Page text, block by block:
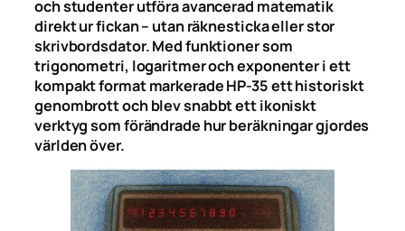
och studenter utföra avancerad matematik
direkt ur fickan – utan räknesticka eller stor
skrivbordsdator. Med funktioner som
trigonometri, logaritmer och exponenter i ett
kompakt format markerade HP-35 ett historiskt
genombrott och blev snabbt ett ikoniskt
verktyg som förändrade hur beräkningar gjordes
världen över.